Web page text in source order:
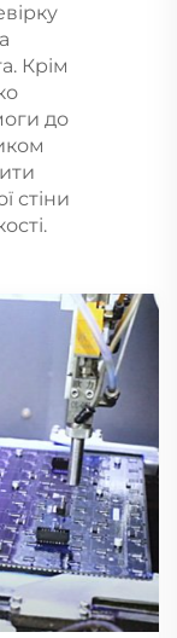
Крім
до
стіни